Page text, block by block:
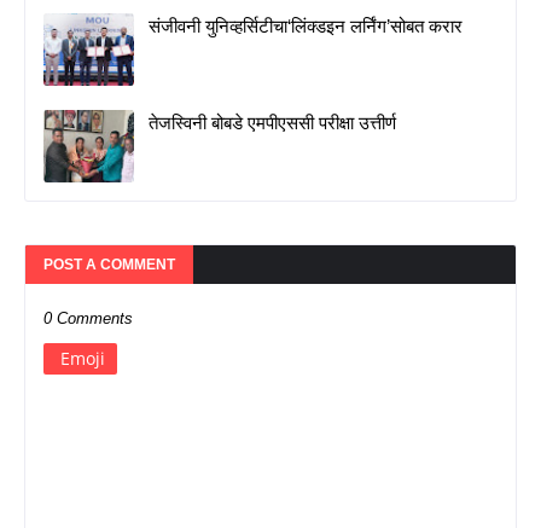
संजीवनी युनिव्हर्सिटीचा‘लिंक्डइन लर्निंग’सोबत करार
तेजस्विनी बोबडे एमपीएससी परीक्षा उत्तीर्ण
POST A COMMENT
0 Comments
Emoji